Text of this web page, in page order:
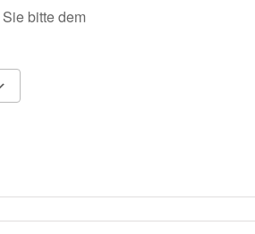
bitte dem